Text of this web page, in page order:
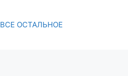
ВСЕ ОСТАЛЬНОЕ